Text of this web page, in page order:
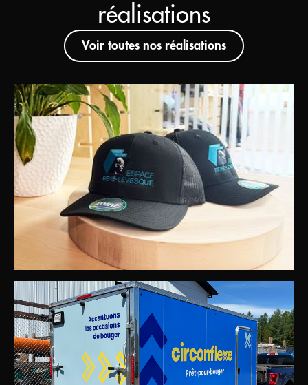
réalisations
Voir toutes nos réalisations